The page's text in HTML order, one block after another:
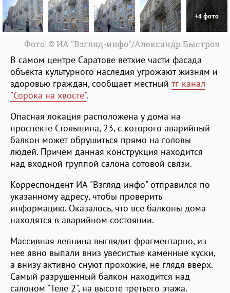
+4 фото
Фото: © ИА "Взгляд-инфо"/Александр Быстров
В самом центре Саратове ветхие части фасада
объекта культурного наследия угрожают жизням и
здоровью граждан, сообщает местный тг-канал
"Сорока на хвосте".
Опасная локация расположена у дома на
проспекте Столыпина, 23, с которого аварийный
балкон может обрушиться прямо на головы
людей. Причем данная конструкция находится
над входной группой салона сотовой связи.
Корреспондент ИА "Взгляд-инфо" отправился по
указанному адресу, чтобы проверить
информацию. Оказалось, что все балконы дома
находятся в аварийном состоянии.
Массивная лепнина выглядит фрагментарно, из
нее явно выпали вниз увесистые каменные куски,
а внизу активно снуют прохожие, не глядя вверх.
Самый разрушенный балкон находится над
салоном "Теле 2", на высоте третьего этажа.